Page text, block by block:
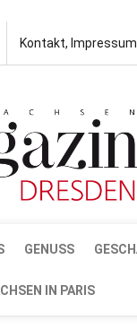
Kontakt, Impressum
GENUSS
IN PARIS